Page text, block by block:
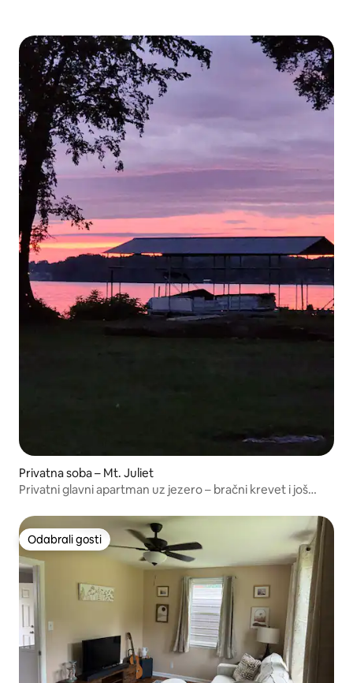
Privatna soba – Mt. Juliet
Privatni glavni apartman uz jezero – bračni krevet i još
Odabrali gosti
Odabrali gosti